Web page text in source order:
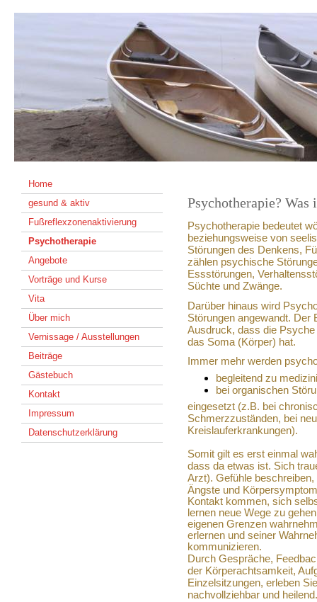
Home
gesund & aktiv
Fußreflexzonenaktivierung
Psychotherapie
Angebote
Vorträge und Kurse
Vita
Über mich
Vernissage / Ausstellungen
Beiträge
Gästebuch
Kontakt
Impressum
Datenschutzerklärung
Psychotherapie? Was
Psychotherapie bedeutet
beziehungsweise von
Störungen des Denkens,
zählen psychische
Essstörungen,
Süchte und Zwänge.
Darüber hinaus wird
Störungen angewandt.
Ausdruck, dass die
das Soma (Körper) hat.
Immer mehr werden
begleitend zu
bei organischen
eingesetzt (z.B. bei
Schmerzzuständen, bei
Kreislauferkrankungen).
Somit gilt es erst einmal
dass da etwas ist. Sich
Arzt). Gefühle
Ängste und
Kontakt kommen, sich
lernen neue Wege zu
eigenen Grenzen
erlernen und seiner
kommunizieren.
Durch Gespräche,
der Körperachtsamkeit,
Einzelsitzungen, erleben
nachvollziehbar und heilend.